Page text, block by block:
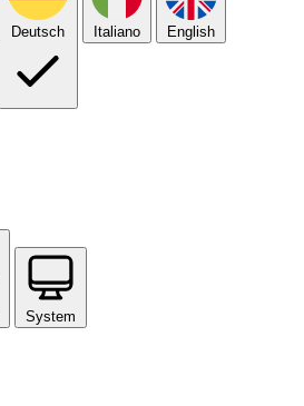
Deutsch Italiano English
System